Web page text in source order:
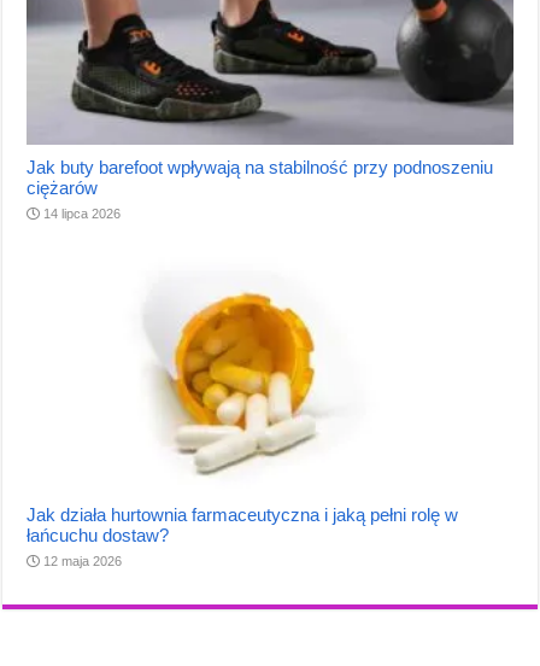
Jak buty barefoot wpływają na stabilność przy podnoszeniu
ciężarów
14 lipca 2026
Jak działa hurtownia farmaceutyczna i jaką pełni rolę w
łańcuchu dostaw?
12 maja 2026